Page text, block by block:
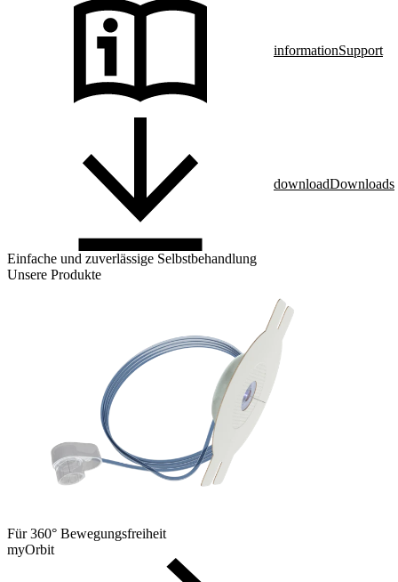
informationSupport
downloadDownloads
Einfache und zuverlässige Selbstbehandlung
Unsere Produkte
Für 360° Bewegungsfreiheit
myOrbit